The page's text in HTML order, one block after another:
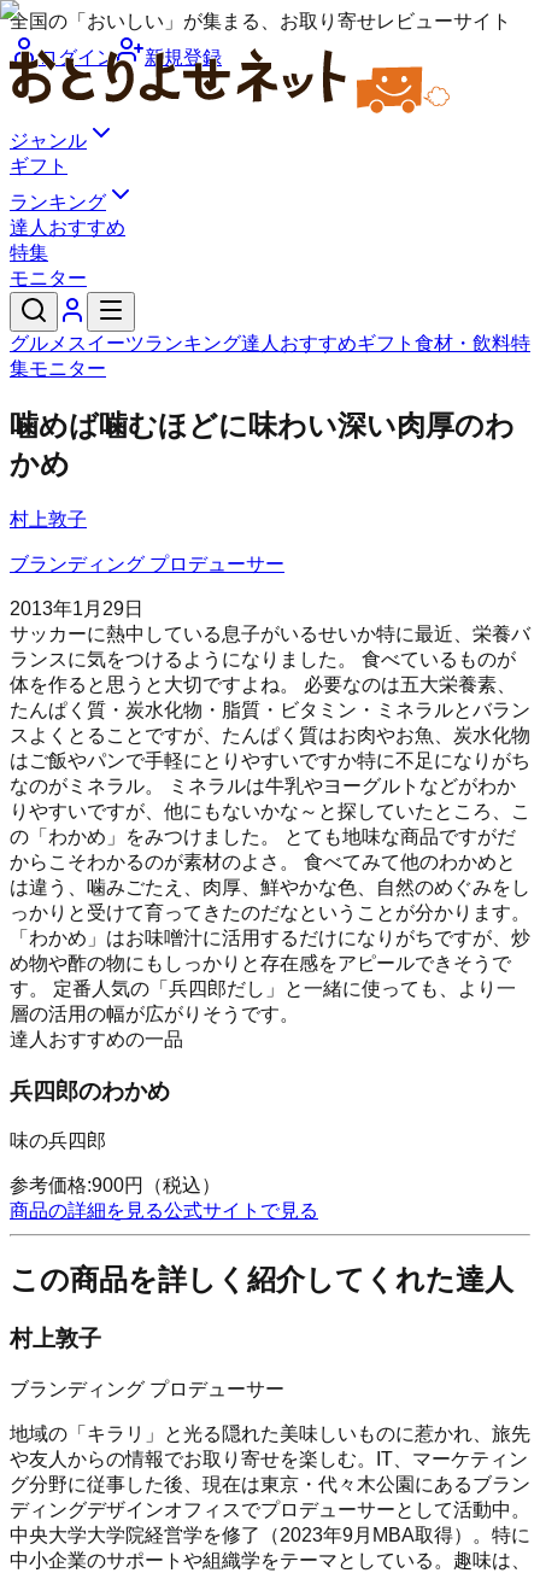
全国の「おいしい」が集まる、お取り寄せレビューサイト
ログイン
新規登録
ジャンル
ギフト
ランキング
達人おすすめ
特集
モニター
グルメ スイーツランキング達人おすすめギフト 食材・飲料特
集モニター
噛めば噛むほどに味わい深い肉厚のわ
かめ
村上敦子
ブランディング プロデューサー
2013年1月29日
サッカーに熱中している息子がいるせいか特に最近、栄養バ
ランスに気をつけるようになりました。 食べているものが
体を作ると思うと大切ですよね。 必要なのは五大栄養素、
たんぱく質・炭水化物・脂質・ビタミン・ミネラルとバラン
スよくとることですが、たんぱく質はお肉やお魚、炭水化物
はご飯やパンで手軽にとりやすいですか特に不足になりがち
なのがミネラル。 ミネラルは牛乳やヨーグルトなどがわか
りやすいですが、他にもないかな～と探していたところ、こ
の「わかめ」をみつけました。 とても地味な商品ですがだ
からこそわかるのが素材のよさ。 食べてみて他のわかめと
は違う、噛みごたえ、肉厚、鮮やかな色、自然のめぐみをし
っかりと受けて育ってきたのだなということが分かります。
「わかめ」はお味噌汁に活用するだけになりがちですが、炒
め物や酢の物にもしっかりと存在感をアピールできそうで
す。 定番人気の「兵四郎だし」と一緒に使っても、より一
層の活用の幅が広がりそうです。
達人おすすめの一品
兵四郎のわかめ
味の兵四郎
参考価格:900円
（税込）
商品の詳細を見る公式サイトで見る
この商品を詳しく紹介してくれた達人
村上敦子
ブランディング プロデューサー
地域の「キラリ」と光る隠れた美味しいものに惹かれ、旅先
や友人からの情報でお取り寄せを楽しむ。IT、マーケティン
グ分野に従事した後、現在は東京・代々木公園にあるブラン
ディングデザインオフィスでプロデューサーとして活動中。
中央大学大学院経営学を修了（2023年9月MBA取得）。特に
中小企業のサポートや組織学をテーマとしている。趣味は、